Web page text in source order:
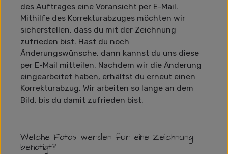
des Auftrages eine Voransicht per E-Mail.
Mithilfe des Korrekturabzuges möchten wir
sicherstellen, dass du mit der Zeichnung
zufrieden bist. Hast du noch
Änderungswünsche, dann kannst du uns diese
per E-Mail mitteilen. Nachdem wir die Änderung
eingearbeitet haben, erhältst du erneut einen
Korrekturabzug. Wir arbeiten so lange an dem
Bild, bis du damit zufrieden bist.
Welche Fotos werden für eine Zeichnung
benötigt?